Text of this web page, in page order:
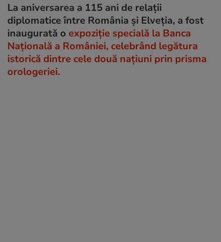
La aniversarea a 115 ani de relații
diplomatice între România și Elveția, a fost
inaugurată o expoziție specială la Banca
Națională a României, celebrând legătura
istorică dintre cele două națiuni prin prisma
orologeriei.